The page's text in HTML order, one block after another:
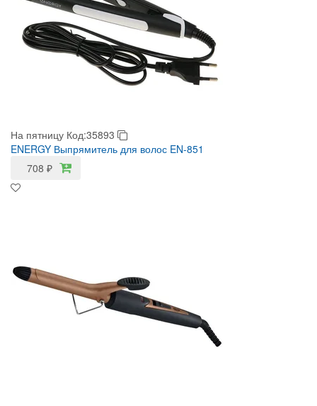
На пятницу Код:35893
ENERGY Выпрямитель для волос EN-851
708 ₽